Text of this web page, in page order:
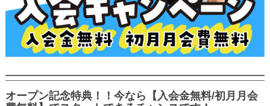
オープン記念特典！！今なら【入会金無料/初月月会